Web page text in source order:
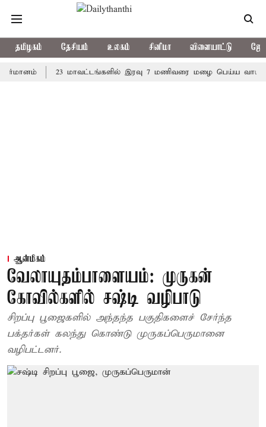
தமிழகம் தேசியம் உலகம் சினிமா விளையாட்டு
23 மாவட்டங்களில் இரவு 7 மணிவரை மழை பெய்ய வாய்ப்பு
ஆன்மிகம்
வேலாயுதம்பாளையம்: முருகன்
கோவில்களில் சஷ்டி வழிபாடு
சிறப்பு பூஜைகளில் அந்தந்த பகுதிகளைச் சேர்ந்த
பக்தர்கள் கலந்து கொண்டு முருகப்பெருமானை
வழிபட்டனர்.